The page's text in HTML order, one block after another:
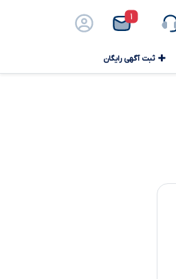
۱
ثبت آگهی رایگان